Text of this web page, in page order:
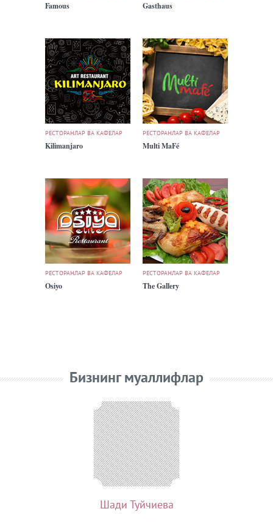
Famous Gasthaus
РЕСТОРАНЛАР ВА КАФЕЛАР
Kilimanjaro
РЕСТОРАНЛАР ВА КАФЕЛАР
Multi MaFé
РЕСТОРАНЛАР ВА КАФЕЛАР
Osiyo
РЕСТОРАНЛАР ВА КАФЕЛАР
The Gallery
Бизнинг муаллифлар
Шади Туйчиева